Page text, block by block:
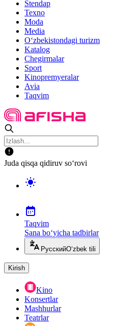
Stendap
Texno
Moda
Media
O‘zbekistondagi turizm
Katalog
Chegirmalar
Sport
Kinopremyeralar
Avia
Taqvim
Juda qisqa qidiruv so‘rovi
Taqvim
Sana bo‘yicha tadbirlar
РусскийO‘zbek tili
Kirish
Kino
Konsertlar
Mashhurlar
Teatrlar